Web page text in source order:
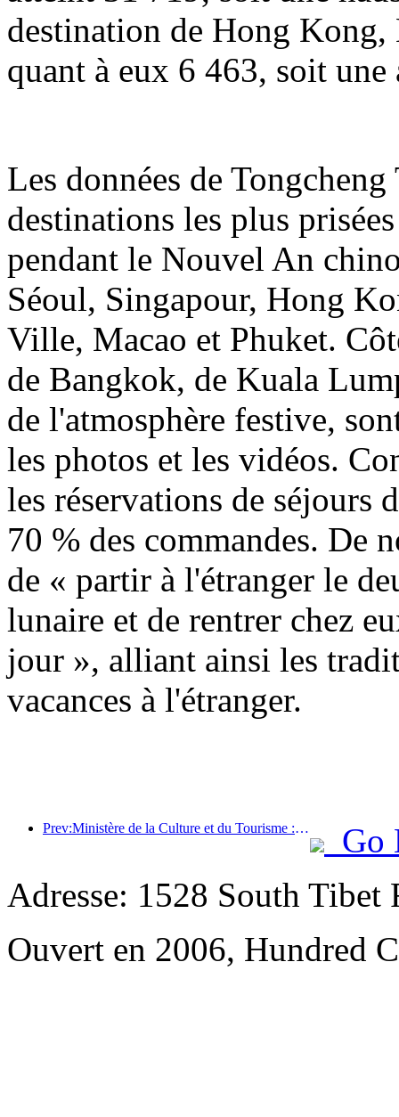
destination de Hong
quant à eux 6 463, soit
Les données de
destinations les plus
pendant le Nouvel An
Séoul, Singapour, Hong
Ville, Macao et Phuket.
de Bangkok, de Kuala
de l'atmosphère festive,
les photos et les vidéos.
les réservations de séjours
70 % des commandes. De
de « partir à l'étranger le
lunaire et de rentrer chez
jour », alliant ainsi les
vacances à l'étranger.
Prev:Ministère de la Culture et du Tourisme : Lancement de 22 activités thématiques réparties dans 7 grandes régions
Go
Adresse: 1528 South Tibet
Ouvert en 2006, Hundred